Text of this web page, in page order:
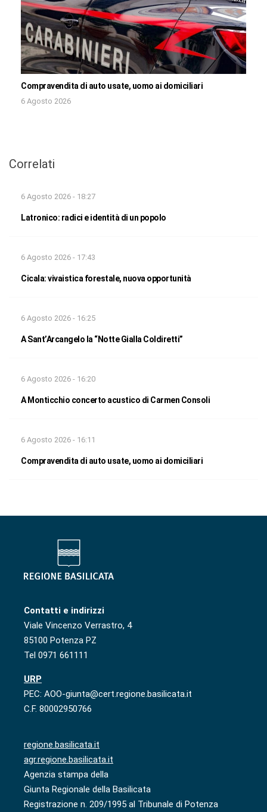
Compravendita di auto usate, uomo ai domiciliari
6 Agosto 2026
Correlati
6 Agosto 2026 - 18:27
Latronico: radici e identità di un popolo
6 Agosto 2026 - 17:43
Cicala: vivaistica forestale, nuova opportunità
6 Agosto 2026 - 16:25
A Sant’Arcangelo la “Notte Gialla Coldiretti”
6 Agosto 2026 - 16:20
A Monticchio concerto acustico di Carmen Consoli
6 Agosto 2026 - 16:11
Compravendita di auto usate, uomo ai domiciliari
Contatti e indirizzi
Viale Vincenzo Verrastro, 4
85100 Potenza PZ
Tel 0971 661111
URP
PEC: AOO-giunta@cert.regione.basilicata.it
C.F. 80002950766
regione.basilicata.it
agr.regione.basilicata.it
Agenzia stampa della
Giunta Regionale della Basilicata
Registrazione n. 209/1995 al Tribunale di Potenza